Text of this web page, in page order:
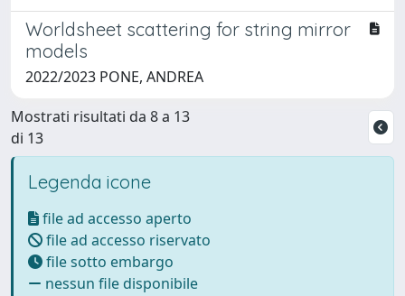
Worldsheet scattering for string mirror
models
2022/2023 PONE, ANDREA
Mostrati risultati da 8 a 13
di 13
Legenda icone
file ad accesso aperto
file ad accesso riservato
file sotto embargo
nessun file disponibile